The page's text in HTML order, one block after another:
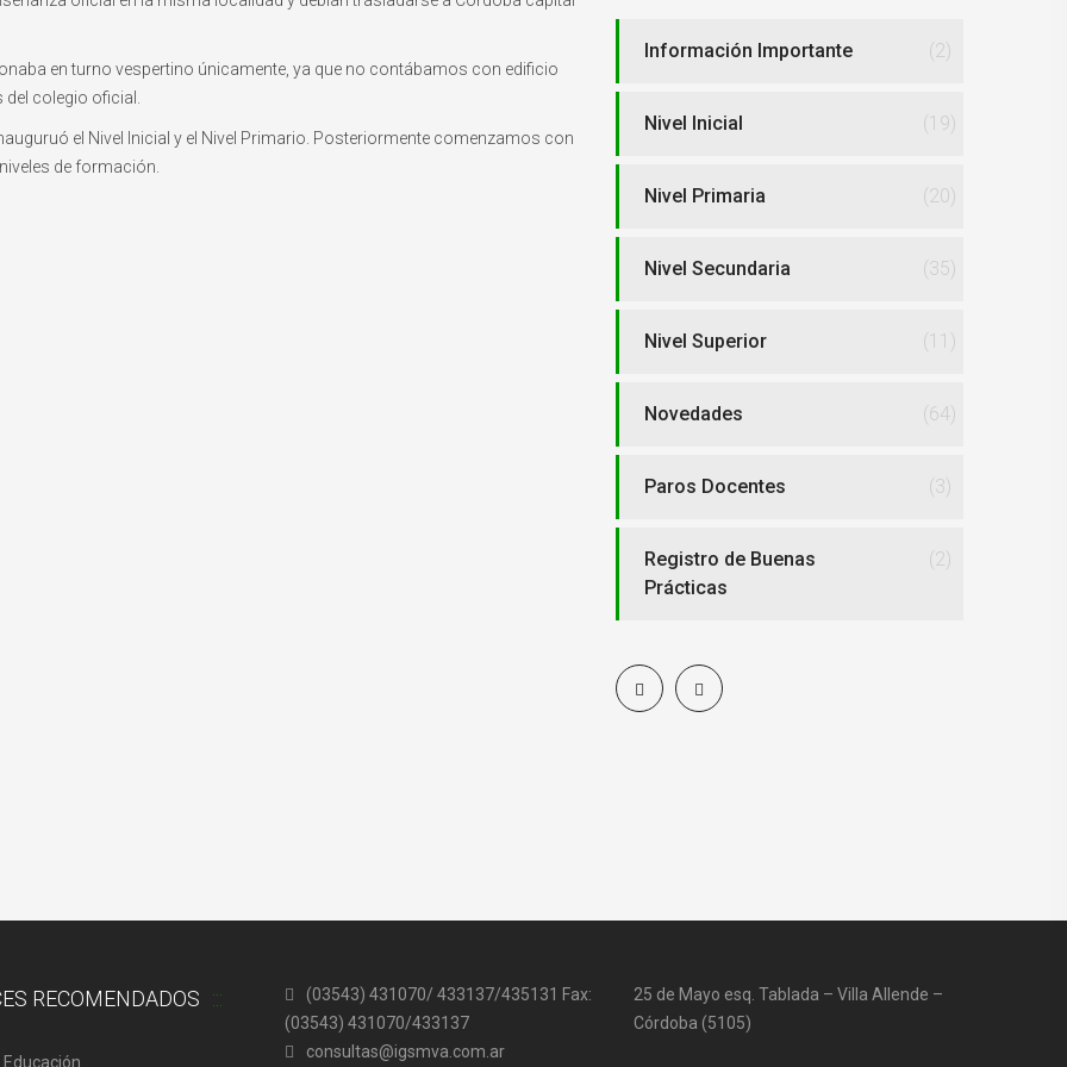
en turno vespertino únicamente, ya que no contábamos con edificio
del colegio oficial.
el Nivel Inicial y el Nivel Primario. Posteriormente comenzamos con
de formación.
Información Importante (2)
Nivel Inicial (19)
Nivel Primaria (20)
Nivel Secundaria (35)
Nivel Superior (11)
Novedades (64)
Paros Docentes (3)
Registro de Buenas
Prácticas
(2)
RECOMENDADOS
Educación
(03543) 431070/ 433137/435131 Fax:
(03543) 431070/433137
consultas@igsmva.com.ar
25 de Mayo esq. Tablada – Villa Allende –
Córdoba (5105)